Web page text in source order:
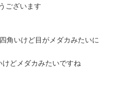
ございます
角いけど目がメダカみたいに
どメダカみたいですね